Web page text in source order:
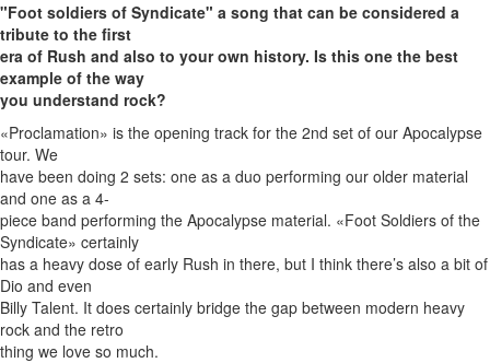
"Foot soldiers of Syndicate" a song that can be considered a
tribute to the first
era of Rush and also to your own history. Is this one the best
example of the way
you understand rock?
«Proclamation» is the opening track for the 2nd set of our Apocalypse
tour. We
have been doing 2 sets: one as a duo performing our older material
and one as a 4-
piece band performing the Apocalypse material. «Foot Soldiers of the
Syndicate» certainly
has a heavy dose of early Rush in there, but I think there’s also a bit of
Dio and even
Billy Talent. It does certainly bridge the gap between modern heavy
rock and the retro
thing we love so much.